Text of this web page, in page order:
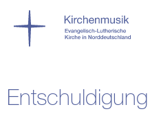
Entschuldigung